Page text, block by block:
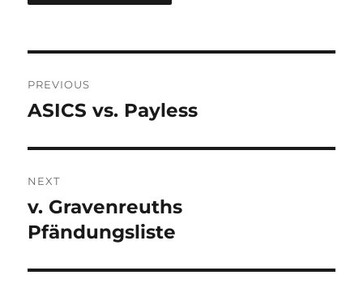
navigation
PREVIOUS
Previous
ASICS vs. Payless
NEXT
Next
post:
v. Gravenreuths
Pfändungsliste